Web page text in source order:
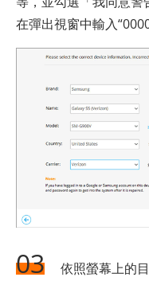
在彈出視窗中輸入
03
依照螢幕上的